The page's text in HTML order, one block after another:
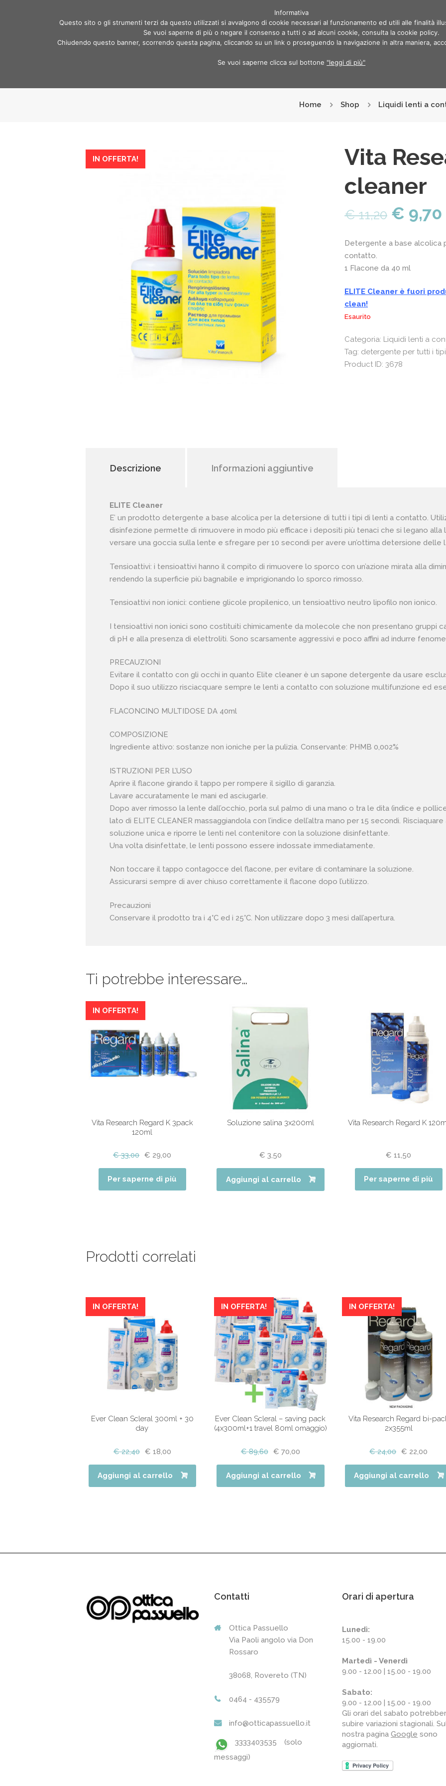
Spedizione GRATIS da 99€ | Ritiro in sede GRATIS | Hai bisogno di aiuto? Chiama
Home Shop Liquidi lenti a
IN OFFERTA!
Vita
cleaner
€11,20 € 9,70
Detergente a base alcolica
contatto.
1 Flacone da 40 ml
ELITE Cleaner è fuori
clean!
Esaurito
Categoria: Liquidi lenti a
Tag: detergente per tutti i
Product ID: 3678
Descrizione Informazioni aggiuntive
ELITE Cleaner
E’ un prodotto detergente a base alcolica per la detersione di tutti i tipi di lenti a contatto.
disinfezione permette di rimuovere in modo più efficace i depositi più tenaci che si legano alla
versare una goccia sulla lente e sfregare per 10 secondi per avere un’ottima detersione delle
Tensioattivi: i tensioattivi hanno il compito di rimuovere lo sporco con un’azione mirata alla
rendendo la superficie più bagnabile e imprigionando lo sporco rimosso.
Tensioattivi non ionici: contiene glicole propilenico, un tensioattivo neutro lipofilo non ionico.
I tensioattivi non ionici sono costituiti chimicamente da molecole che non presentano gruppi
di pH e alla presenza di elettroliti. Sono scarsamente aggressivi e poco affini ad indurre
PRECAUZIONI
Evitare il contatto con gli occhi in quanto Elite cleaner è un sapone detergente da usare
Dopo il suo utilizzo risciacquare sempre le lenti a contatto con soluzione multifunzione ed
FLACONCINO MULTIDOSE DA 40ml
COMPOSIZIONE
Ingrediente attivo: sostanze non ioniche per la pulizia. Conservante: PHMB 0,002%
ISTRUZIONI PER L’USO
Aprire il flacone girando il tappo per rompere il sigillo di garanzia.
Lavare accuratamente le mani ed asciugarle.
Dopo aver rimosso la lente dall’occhio, porla sul palmo di una mano o tra le dita (indice e
lato di ELITE CLEANER massaggiandola con l’indice dell’altra mano per 15 secondi.
soluzione unica e riporre le lenti nel contenitore con la soluzione disinfettante.
Una volta disinfettate, le lenti possono essere indossate immediatamente.
Non toccare il tappo contagocce del flacone, per evitare di contaminare la soluzione.
Assicurarsi sempre di aver chiuso correttamente il flacone dopo l’utilizzo.
Precauzioni
Conservare il prodotto tra i 4°C ed i 25°C. Non utilizzare dopo 3 mesi dall’apertura.
Ti potrebbe interessare…
IN OFFERTA!
Vita Research Regard K 3pack
120ml
€33,00 € 29,00
Per saperne di più
Soluzione salina 3x200ml
€ 3,50
Aggiungi al carrello
Vita Research Regard K
€ 11,50
Per saperne di più
Prodotti correlati
IN OFFERTA!
Ever Clean Scleral 300ml + 30
day
€22,40 € 18,00
Aggiungi al carrello
IN OFFERTA!
Ever Clean Scleral – saving pack
(4x300ml+1 travel 80ml omaggio)
€89,60 € 70,00
Aggiungi al carrello
IN OFFERTA!
Vita Research Regard bi-
2x355ml
€24,00 € 22,00
Aggiungi al carrello
Contatti
Ottica Passuello
Via Paoli angolo via Don
Rossaro
38068, Rovereto (TN)
0464 - 435579
info@otticapassuello.it
3333403535 (solo
messaggi)
Orari di apertura
Lunedì:
15.00 - 19.00
Martedì - Venerdì
9.00 - 12.00 | 15.00 - 19.00
Sabato:
9.00 - 12.00 | 15.00 - 19.00
Gli orari del sabato
subire variazioni stagionali.
nostra pagina Google sono
aggiornati.
Informativa
Questo sito o gli strumenti terzi da questo utilizzati si avvalgono di cookie necessari al funzionamento ed utili alle finalità
Se vuoi saperne di più o negare il consenso a tutti o ad alcuni cookie, consulta la cookie policy.
Chiudendo questo banner, scorrendo questa pagina, cliccando su un link o proseguendo la navigazione in altra maniera,
Se vuoi saperne clicca sul bottone "leggi di più"